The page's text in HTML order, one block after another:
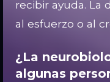
recibir ayuda. La
al esfuerzo o al
¿La
algunas